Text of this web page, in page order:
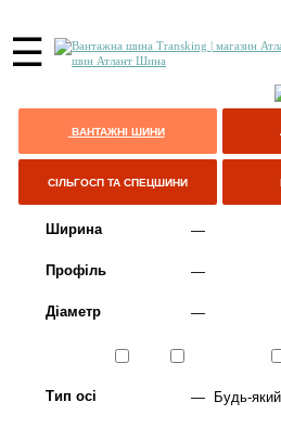
☰
ВАНТАЖНІ ШИНИ
СІЛЬГОСП ТА СПЕЦШИНИ
Ширина
Профіль
Діаметр
Тип осі